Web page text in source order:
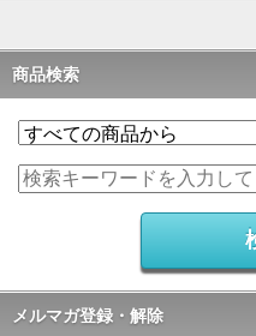
商品検索
メルマガ登録・解除